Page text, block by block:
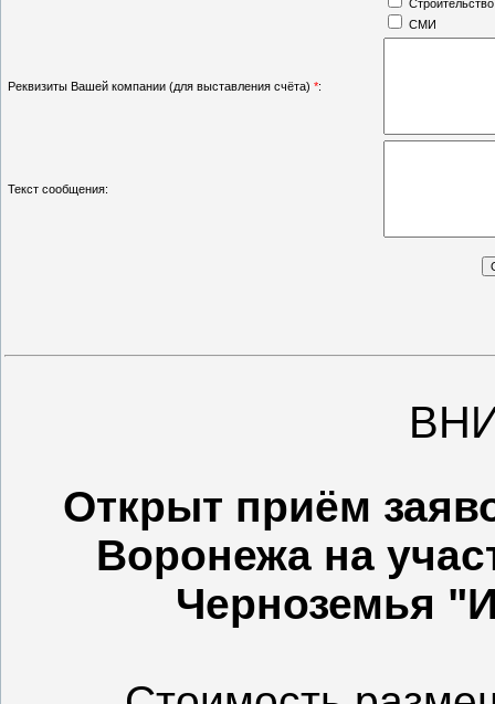
Строительство
СМИ
Реквизиты Вашей компании (для выставления счёта) *:
Текст сообщения:
Открыт приём
Воронежа на
Черноземья